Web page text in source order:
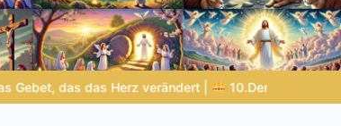
Reich und die Kraft und die Herrlichkeit in Ewigkeit